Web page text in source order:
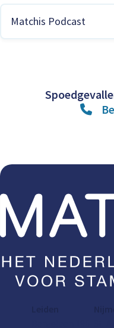
Matchis Podcast